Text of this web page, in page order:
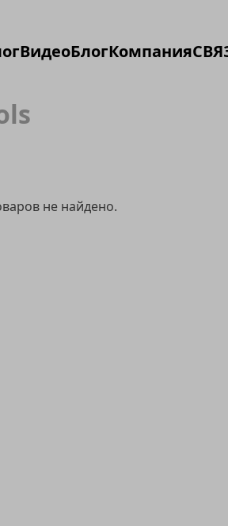
ВидеоБлогКомпания
не найдено.